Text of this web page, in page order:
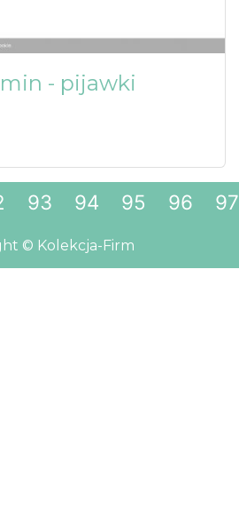
- pijawki
93 94 95 96 97
© Kolekcja-Firm